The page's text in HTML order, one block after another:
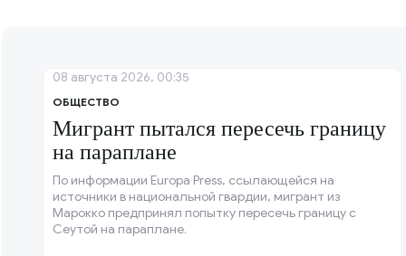
ОБЩЕСТВО
Мигрант пытался пересечь границу
на параплане
По информации Europa Press, ссылающейся на
источники в национальной гвардии, мигрант из
Марокко предпринял попытку пересечь границу с
Сеутой на параплане.
08 августа 2026, 00:35